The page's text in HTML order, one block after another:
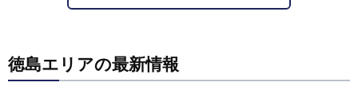
徳島エリアの最新情報